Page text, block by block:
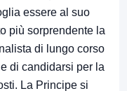
essere al suo
più sorprendente la
di lungo corso
di candidarsi per la
La Principe si